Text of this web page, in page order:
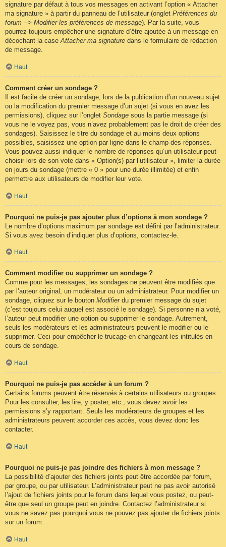
signature par défaut à tous vos messages en activant l’option « Attacher
ma signature » à partir du panneau de l’utilisateur (onglet Préférences du
forum --> Modifier les préférences de message). Par la suite, vous
pourrez toujours empêcher une signature d’être ajoutée à un message en
décochant la caseAttacher ma signature dans le formulaire de rédaction
de message.
Haut
Comment créer un sondage ?
Il est facile de créer un sondage, lors de la publication d’un nouveau sujet
ou la modification du premier message d’un sujet (si vous en avez les
permissions), cliquez sur l’onglet Sondage sous la partie message (si
vous ne le voyez pas, vous n’avez probablement pas le droit de créer des
sondages). Saisissez le titre du sondage et au moins deux options
possibles, saisissez une option par ligne dans le champ des réponses.
Vous pouvez aussi indiquer le nombre de réponses qu’un utilisateur peut
choisir lors de son vote dans « Option(s) par l’utilisateur », limiter la durée
en jours du sondage (mettre « 0 » pour une durée illimitée) et enfin
permettre aux utilisateurs de modifier leur vote.
Haut
Pourquoi ne puis-je pas ajouter plus d’options à mon sondage ?
Le nombre d’options maximum par sondage est défini par l’administrateur.
Si vous avez besoin d’indiquer plus d’options, contactez-le.
Haut
Comment modifier ou supprimer un sondage ?
Comme pour les messages, les sondages ne peuvent être modifiés que
par l’auteur original, un modérateur ou un administrateur. Pour modifier un
sondage, cliquez sur le bouton Modifierdu premier message du sujet
(c’est toujours celui auquel est associé le sondage). Si personne n’a voté,
l’auteur peut modifier une option ou supprimer le sondage. Autrement,
seuls les modérateurs et les administrateurs peuvent le modifier ou le
supprimer. Ceci pour empêcher le trucage en changeant les intitulés en
cours de sondage.
Haut
Pourquoi ne puis-je pas accéder à un forum ?
Certains forums peuvent être réservés à certains utilisateurs ou groupes.
Pour les consulter, les lire, y poster, etc., vous devez avoir les
permissions s’y rapportant. Seuls les modérateurs de groupes et les
administrateurs peuvent accorder ces accès, vous devez donc les
contacter.
Haut
Pourquoi ne puis-je pas joindre des fichiers à mon message ?
La possibilité d’ajouter des fichiers joints peut être accordée par forum,
par groupe, ou par utilisateur. L’administrateur peut ne pas avoir autorisé
l’ajout de fichiers joints pour le forum dans lequel vous postez, ou peut-
être que seul un groupe peut en joindre. Contactez l’administrateur si
vous ne savez pas pourquoi vous ne pouvez pas ajouter de fichiers joints
sur un forum.
Haut